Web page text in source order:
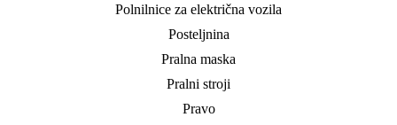
Polnilnice za električna vozila
Posteljnina
Pralna maska
Pralni stroji
Pravo